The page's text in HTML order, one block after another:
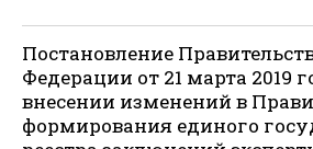
Постановление
Федерации от 21 марта 2019
внесении изменений в
формирования единого